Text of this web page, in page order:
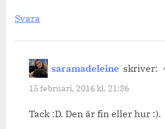
Svara
saramadeleine skriver:
15 februari, 2016 kl. 21:36
Tack :D. Den är fin eller hur :).